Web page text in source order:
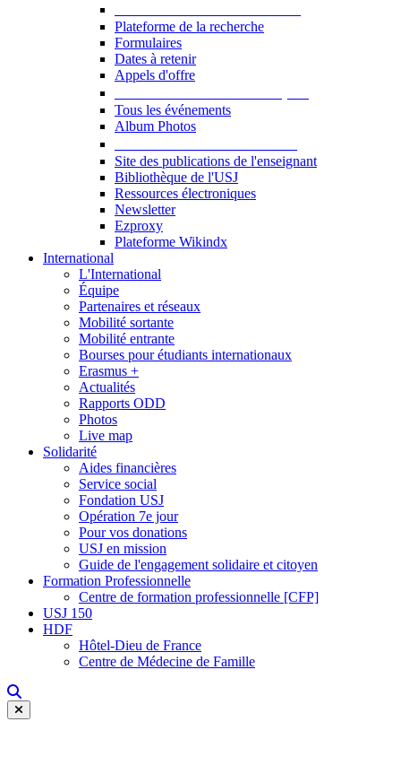
Plateforme de la recherche
Formulaires
Dates à retenir
Appels d'offre
Tous les événements
Album Photos
Site des publications de l'enseignant
Bibliothèque de l'USJ
Ressources électroniques
Newsletter
Ezproxy
Plateforme Wikindx
International
L'International
Équipe
Partenaires et réseaux
Mobilité sortante
Mobilité entrante
Bourses pour étudiants internationaux
Erasmus +
Actualités
Rapports ODD
Photos
Live map
Solidarité
Aides financières
Service social
Fondation USJ
Opération 7e jour
Pour vos donations
USJ en mission
Guide de l'engagement solidaire et citoyen
Formation Professionnelle
Centre de formation professionnelle [CFP]
USJ 150
HDF
Hôtel-Dieu de France
Centre de Médecine de Famille